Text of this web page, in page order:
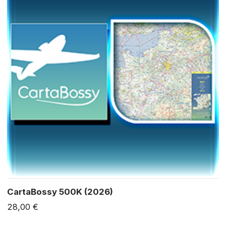
CartaBossy 500K (2026)
28,00 €